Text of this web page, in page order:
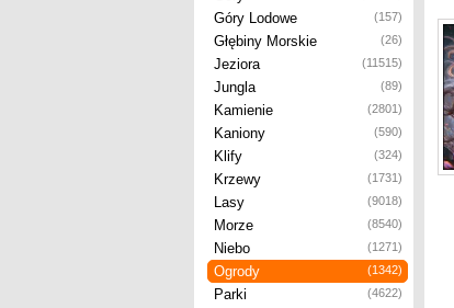
Góry Lodowe (157)
Głębiny Morskie (26)
Jeziora (11515)
Jungla (89)
Kamienie (2801)
Kaniony (590)
Klify (324)
Krzewy (1731)
Lasy (9018)
Morze (8540)
Niebo (1271)
Ogrody (1342)
Parki (4622)